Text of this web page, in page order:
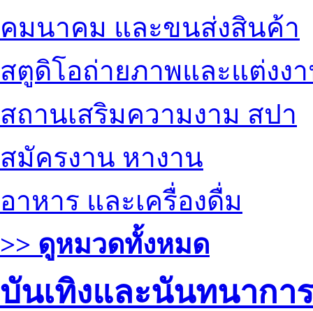
คมนาคม และขนส่งสินค้า
สตูดิโอถ่ายภาพและแต่งง
สถานเสริมความงาม สปา
สมัครงาน หางาน
อาหาร และเครื่องดื่ม
>> ดูหมวดทั้งหมด
บันเทิงและนันทนาการ